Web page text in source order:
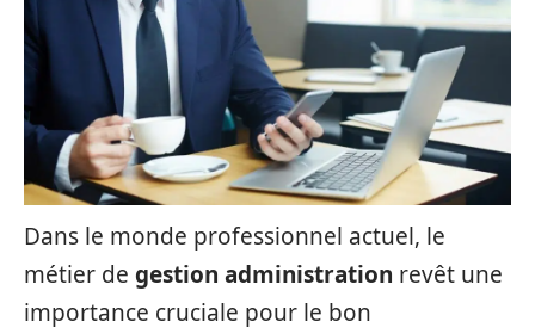
Dans le monde professionnel actuel, le
métier de gestion administration revêt une
importance cruciale pour le bon